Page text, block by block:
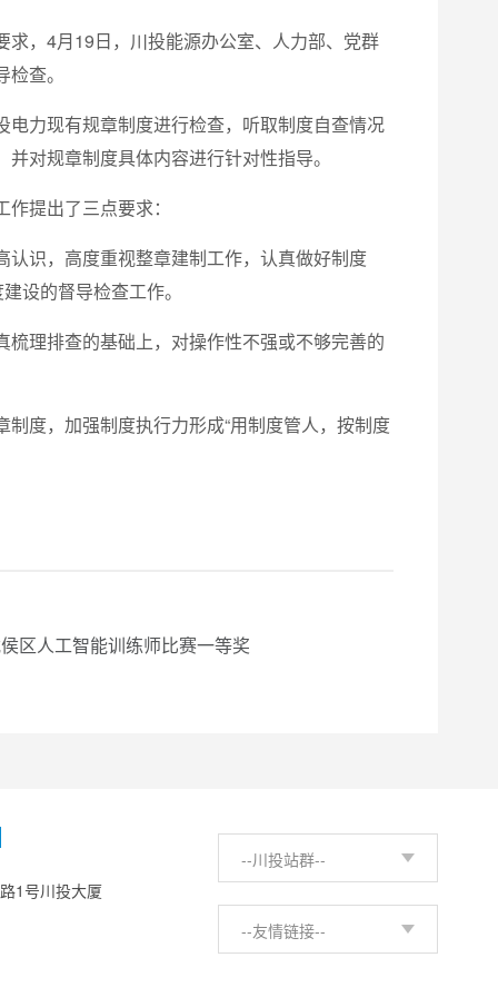
，4月19日，川投能源办公室、人力部、党群
查。
力现有规章制度进行检查，听取制度自查情况
对规章制度具体内容进行针对性指导。
提出了三点要求：
识，高度重视整章建制工作，认真做好制度
设的督导检查工作。
理排查的基础上，对操作性不强或不够完善的
度，加强制度执行力形成“用制度管人，按制度
区人工智能训练师比赛一等奖
1号川投大厦
--川投站群--
--友情链接--